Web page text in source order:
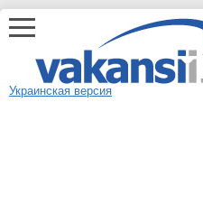
Украинская версия